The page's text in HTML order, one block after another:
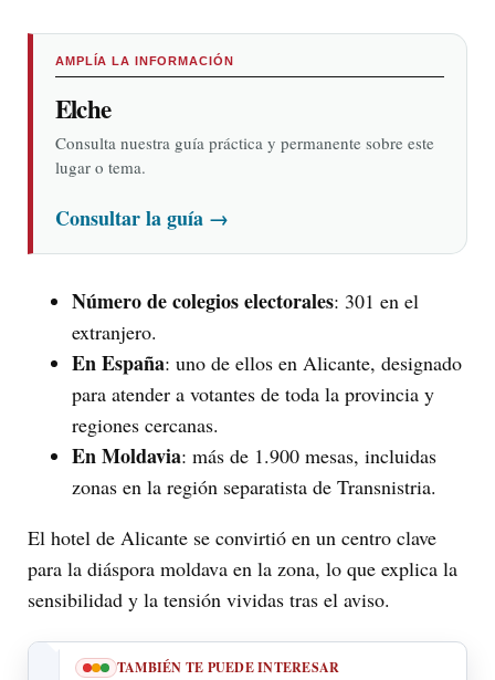
AMPLÍA LA INFORMACIÓN
Elche
Consulta nuestra guía práctica y permanente sobre este
lugar o tema.
Consultar la guía →
Número de colegios electorales: 301 en el
extranjero.
En España: uno de ellos en Alicante, designado
para atender a votantes de toda la provincia y
regiones cercanas.
En Moldavia: más de 1.900 mesas, incluidas
zonas en la región separatista de Transnistria.
El hotel de Alicante se convirtió en un centro clave
para la diáspora moldava en la zona, lo que explica la
sensibilidad y la tensión vividas tras el aviso.
TAMBIÉN TE PUEDE INTERESAR